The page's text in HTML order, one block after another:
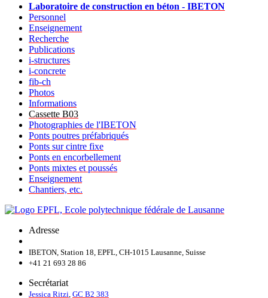
Laboratoire de construction en béton - IBETON
Personnel
Enseignement
Recherche
Publications
i-structures
i-concrete
fib-ch
Photos
Informations
Cassette B03
Photographies de l'IBETON
Ponts poutres préfabriqués
Ponts sur cintre fixe
Ponts en encorbellement
Ponts mixtes et poussés
Enseignement
Chantiers, etc.
Adresse
IBETON, Station 18, EPFL, CH-1015 Lausanne, Suisse
+41 21 693 28 86
Secrétariat
Jessica Ritzi GC B2 383